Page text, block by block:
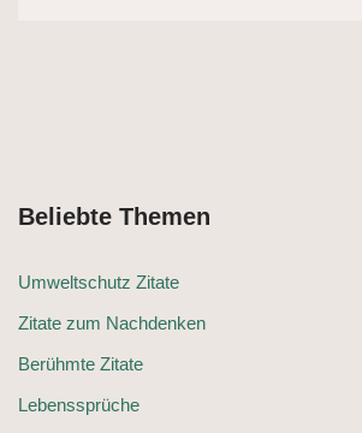
Beliebte Themen
Umweltschutz Zitate
Zitate zum Nachdenken
Berühmte Zitate
Lebenssprüche